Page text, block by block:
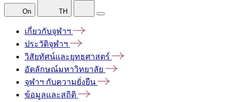
On TH
เกี่ยวกับจุฬาฯ
ประวัติจุฬาฯ
วิสัยทัศน์และยุทธศาสตร์
อัตลักษณ์มหาวิทยาลัย
จุฬาฯ กับความยั่งยืน
ข้อมูลและสถิติ